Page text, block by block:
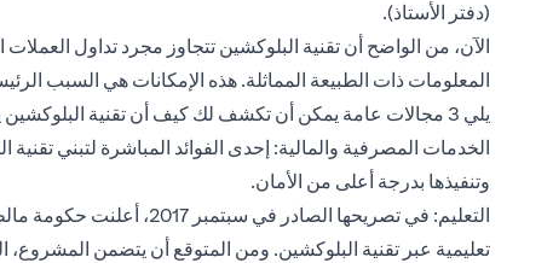
(دفتر الأستاذ).
الآن، من الواضح أن تقنية البلوكشين تتجاوز مجرد تداول
المعلومات ذات الطبيعة المماثلة. هذه الإمكانات هي السبب
يلي 3 مجالات عامة يمكن أن تكشف لك كيف أن تقنية البلوكشين يمكن أن تلعب دورًا مهمًا في تسهيل حياتك:
الخدمات المصرفية والمالية: إحدى الفوائد المباشرة لتبني
وتنفيذها بدرجة أعلى من الأمان.
التعليم: في تصريحها
تعليمية عبر تقنية البلوكشين. ومن المتوقع أن يتضمن المشروع،